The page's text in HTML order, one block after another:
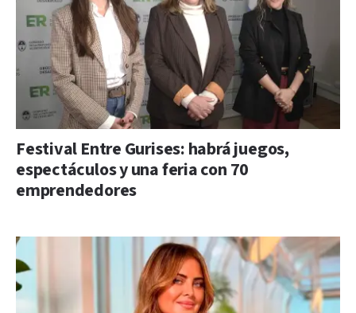
Festival Entre Gurises: habrá juegos,
espectáculos y una feria con 70
emprendedores